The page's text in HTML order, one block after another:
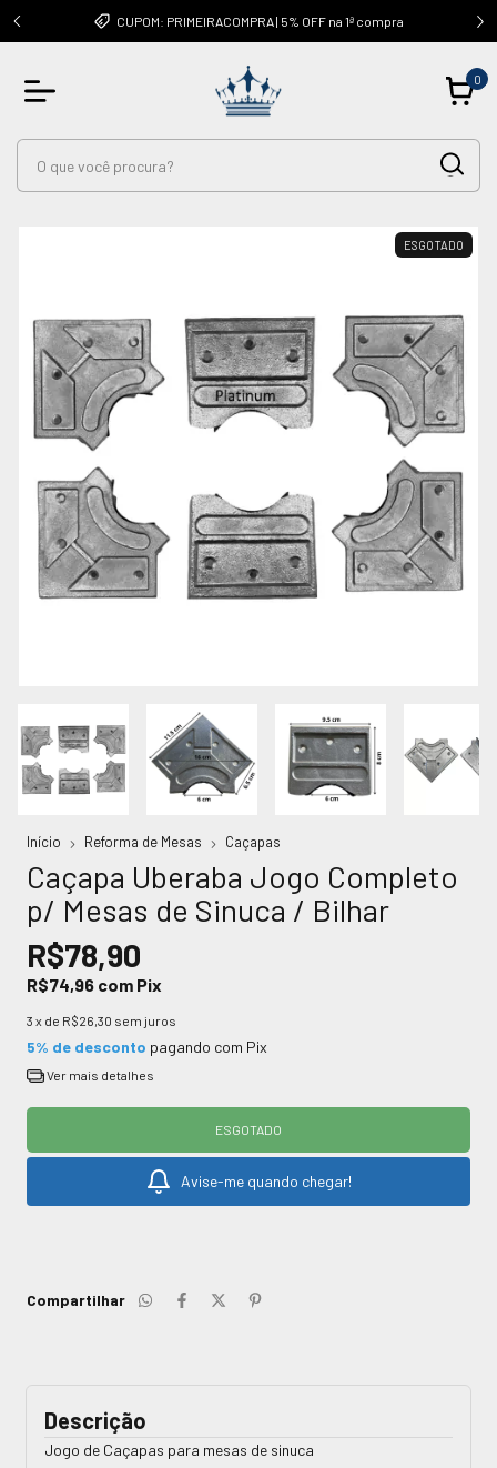
CUPOM: PRIMEIRACOMPRA | 5% OFF na 1ª compra
0
ESGOTADO
Início Reforma de Mesas Caçapas
Caçapa Uberaba Jogo Completo
p/ Mesas de Sinuca / Bilhar
R$78,90
R$74,96 com Pix
3 x de R$26,30 sem juros
5% de desconto pagando com Pix
Ver mais detalhes
Avise-me quando chegar!
Compartilhar
Descrição
Jogo de Caçapas para mesas de sinuca